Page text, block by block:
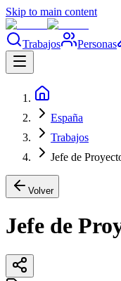
Skip to main content
Trabajos Personas
España
Trabajos
Jefe de
Volver
Jefe de